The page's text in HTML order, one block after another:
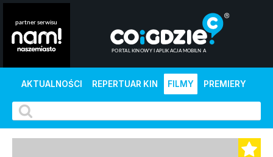
AKTUALNOŚCI REPERTUAR KIN FILMY PREMIERY